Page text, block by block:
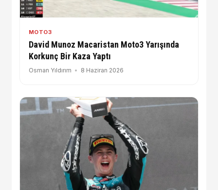
MOTO3
David Munoz Macaristan Moto3 Yarışında
Korkunç Bir Kaza Yaptı
Osman Yıldırım 8 Haziran 2026